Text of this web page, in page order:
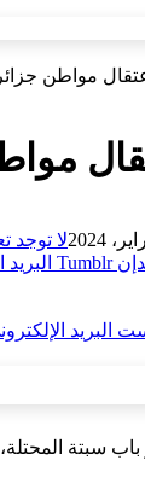
مواطن
لا توجد
Tumblr
البريد
سبتة